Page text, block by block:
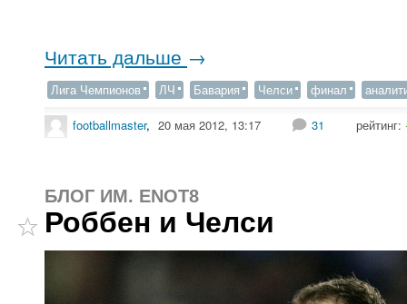
Читать дальше →
Лига Чемпионов ЛЧ Бавария Челси финал
footballmaster, 20 мая 2012, 13:17 31 рейтинг:
БЛОГ ИМ. ENOT8
Роббен и Челси